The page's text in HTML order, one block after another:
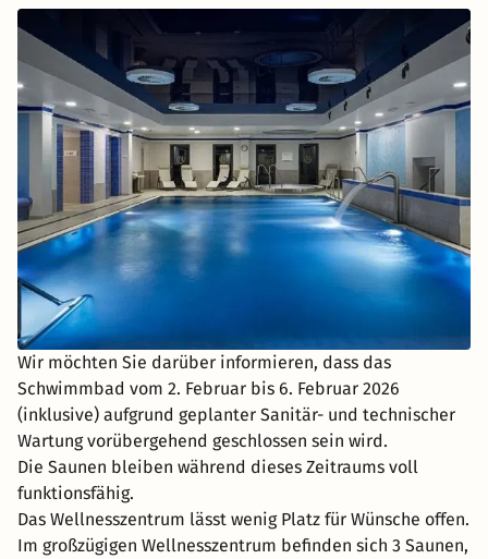
Wir möchten Sie darüber informieren, dass das
Schwimmbad vom 2. Februar bis 6. Februar 2026
(inklusive) aufgrund geplanter Sanitär- und technischer
Wartung vorübergehend geschlossen sein wird.
Die Saunen bleiben während dieses Zeitraums voll
funktionsfähig.
Das Wellnesszentrum lässt wenig Platz für Wünsche offen.
Im großzügigen Wellnesszentrum befinden sich 3 Saunen,